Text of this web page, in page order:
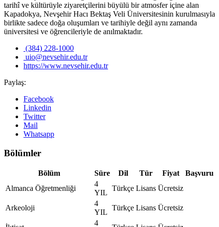
tarihî ve kültürüyle ziyaretçilerini büyülü bir atmosfer içine alan
Kapadokya, Nevşehir Hacı Bektaş Veli Üniversitesinin kurulmasıyla
birlikte sadece doğa oluşumları ve tarihiyle değil aynı zamanda
üniversitesi ve öğrencileriyle de anılmaktadır.
(384) 228-1000
uio@nevsehir.edu.tr
https://www.nevsehir.edu.tr
Paylaş:
Facebook
Linkedin
Twitter
Mail
Whatsapp
Bölümler
Bölüm Süre Dil Tür Fiyat
Başvuru
Almanca Öğretmenliği
4
YIL
Türkçe Lisans Ücretsiz
Arkeoloji
4
YIL
Türkçe Lisans Ücretsiz
4